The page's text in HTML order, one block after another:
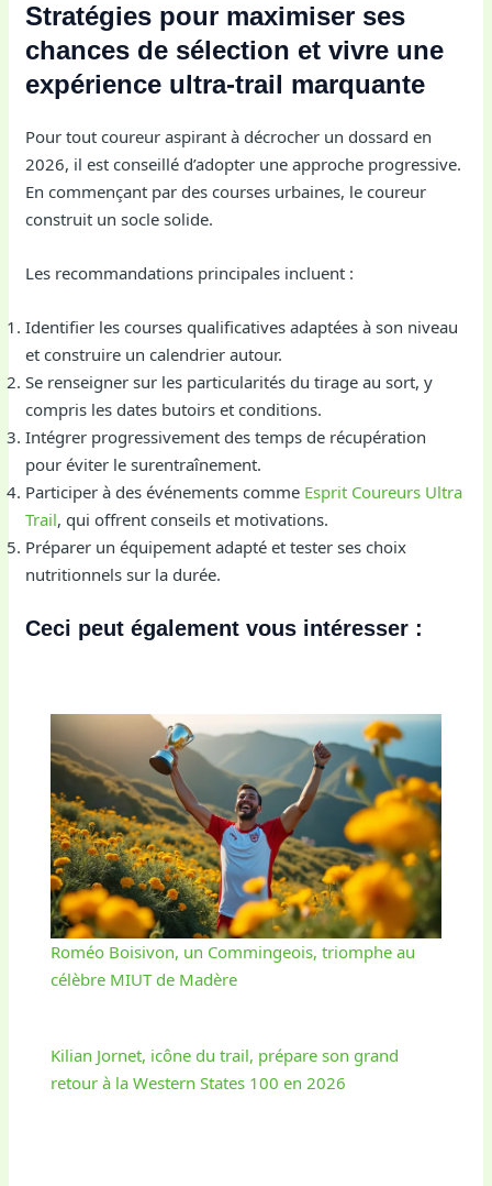
Stratégies pour maximiser ses
chances de sélection et vivre une
expérience ultra-trail marquante
Pour tout coureur aspirant à décrocher un dossard en
2026, il est conseillé d’adopter une approche progressive.
En commençant par des courses urbaines, le coureur
construit un socle solide.
Les recommandations principales incluent :
Identifier les courses qualificatives adaptées à son niveau
et construire un calendrier autour.
Se renseigner sur les particularités du tirage au sort, y
compris les dates butoirs et conditions.
Intégrer progressivement des temps de récupération
pour éviter le surentraînement.
Participer à des événements comme Esprit Coureurs Ultra
Trail, qui offrent conseils et motivations.
Préparer un équipement adapté et tester ses choix
nutritionnels sur la durée.
Ceci peut également vous intéresser :
Roméo Boisivon, un Commingeois, triomphe au
célèbre MIUT de Madère
Kilian Jornet, icône du trail, prépare son grand
retour à la Western States 100 en 2026